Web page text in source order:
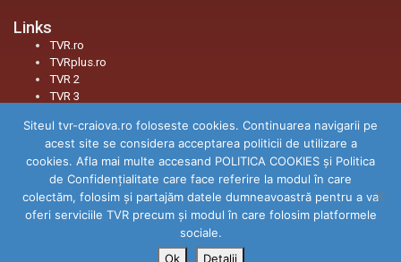
Links
TVR.ro
TVRplus.ro
TVR 2
TVR 3
Social
Facebook
Youtube
Instagram
TikTok
Threads
Siteul tvr-craiova.ro foloseste cookies. Continuarea navigarii pe
acest site se considera acceptarea politicii de utilizare a
cookies. Afla mai multe accesand POLITICA COOKIES și Politica
de Confidenţialitate care face referire la modul în care
colectăm, folosim şi partajăm datele dumneavoastră pentru a va
oferi serviciile TVR precum şi modul în care folosim platformele
sociale.
Ok
Detalii